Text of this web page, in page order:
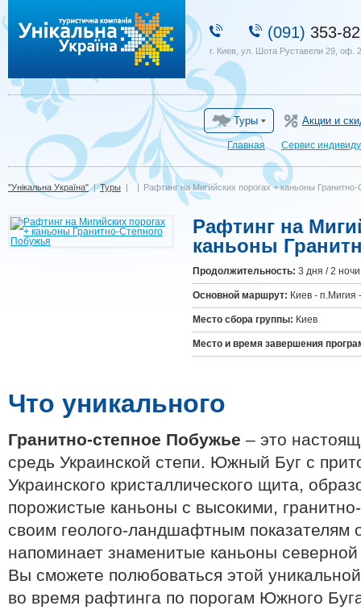
(091) 353-
г. Киев, ул. Шота Руставели 29, оф.
Туры Акции и
Главная Сервис
"Унікальна Україна" | Туры | | Рафтинг на Мигийских порогах + каньоны
Рафтинг на
каньоны
Продолжительность: 3 дня / 2 ночи
Основной маршрут: Киев - п.Мигия
Место сбора группы: Киев
Место и время завершения
Что уникального
Гранитно-степное Побужье – это
средь Украинской степи. Южный Буг с
Украинского кристаллического щита,
порожистые каньоны с высокими,
своим геолого-ландшафтным показателям
напоминает знаменитые каньоны
Вы сможете полюбоваться этой
во время рафтинга по порогам Южного